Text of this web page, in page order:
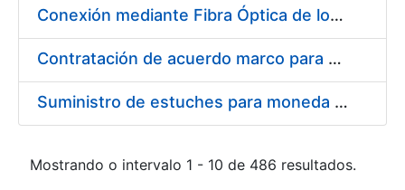
Conexión mediante Fibra Óptica de los Centros de Proceso de Datos (CPDs) de las sedes de la FNMT-RCM de Burgos y Madrid
Contratación de acuerdo marco para el Suministro de Material de Electricidad para la Fábrica Nacional de Moneda y Timbre-Real Casa de la Moneda en su centro de trabajo de Burgos
Suministro de estuches para moneda de 30 €
Mostrando o intervalo 1 - 10 de 486 resultados.